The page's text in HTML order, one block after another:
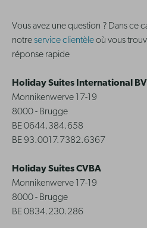
Vous avez une question ? Dans ce
notreservice clientèleoù vous
réponse rapide
Holiday Suites International BV
Monnikenwerve 17-19
8000 - Brugge
BE 0644.384.658
BE 93.0017.7382.6367
Holiday Suites CVBA
Monnikenwerve 17-19
8000 - Brugge
BE 0834.230.286